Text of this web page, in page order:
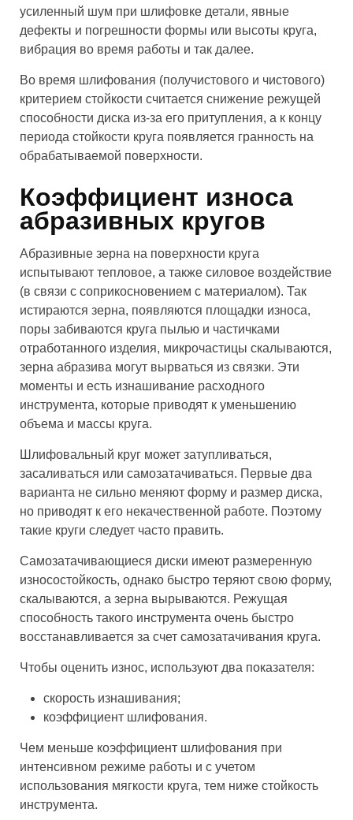
усиленный шум при шлифовке детали, явные
дефекты и погрешности формы или высоты круга,
вибрация во время работы и так далее.
Во время шлифования (получистового и чистового)
критерием стойкости считается снижение режущей
способности диска из-за его притупления, а к концу
периода стойкости круга появляется гранность на
обрабатываемой поверхности.
Коэффициент износа
абразивных кругов
Абразивные зерна на поверхности круга
испытывают тепловое, а также силовое воздействие
(в связи с соприкосновением с материалом). Так
истираются зерна, появляются площадки износа,
поры забиваются круга пылью и частичками
отработанного изделия, микрочастицы скалываются,
зерна абразива могут вырваться из связки. Эти
моменты и есть изнашивание расходного
инструмента, которые приводят к уменьшению
объема и массы круга.
Шлифовальный круг может затупливаться,
засаливаться или самозатачиваться. Первые два
варианта не сильно меняют форму и размер диска,
но приводят к его некачественной работе. Поэтому
такие круги следует часто править.
Самозатачивающиеся диски имеют размеренную
износостойкость, однако быстро теряют свою форму,
скалываются, а зерна вырываются. Режущая
способность такого инструмента очень быстро
восстанавливается за счет самозатачивания круга.
Чтобы оценить износ, используют два показателя:
скорость изнашивания;
коэффициент шлифования.
Чем меньше коэффициент шлифования при
интенсивном режиме работы и с учетом
использования мягкости круга, тем ниже стойкость
инструмента.